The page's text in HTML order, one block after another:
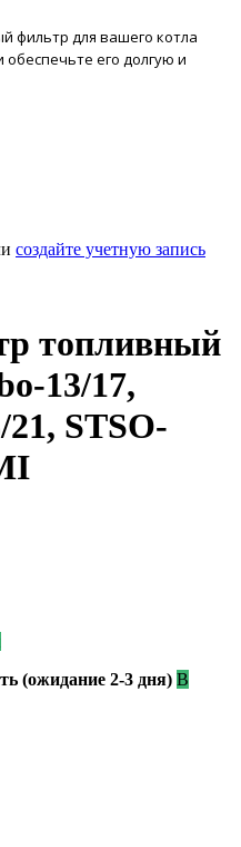
фильтр для вашего котла
обеспечьте его долгую и
создайте учетную запись
топливный
13/17,
STSO-
(ожидание 2-3 дня) В